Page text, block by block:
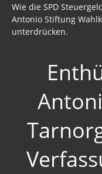
Wie die SPD
Antonio Stiftung
unterdrücken.